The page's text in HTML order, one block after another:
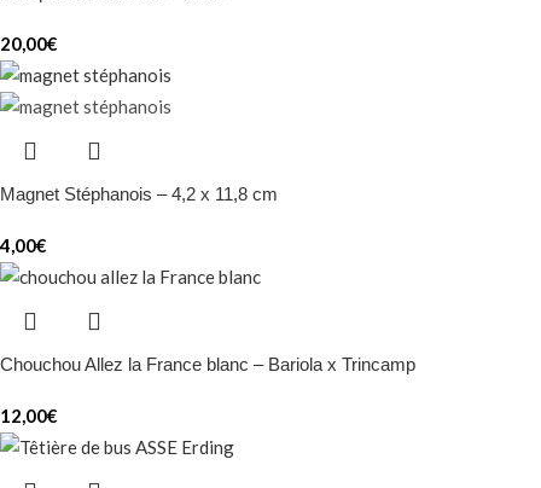
20,00€
Magnet Stéphanois – 4,2 x 11,8 cm
4,00€
Chouchou Allez la France blanc – Bariola x Trincamp
12,00€